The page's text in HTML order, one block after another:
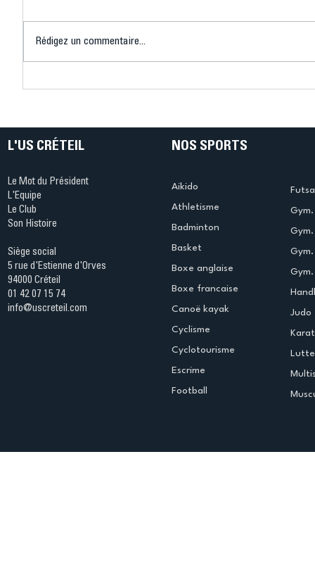
Rédigez un commentaire...
L'US CRÉTEIL
Le Mot du Président
L'Equipe
Le Club
Son Histoire
Siège social
5 rue d'Estienne d'Orves
94000 Créteil
01 42 07 15 74
info@uscreteil.com
NOS SPORTS
Aikido
Athletisme
Badminton
Basket
Boxe anglaise
Boxe francaise
Canoë kayak
Cyclisme
Cyclotourisme
Escrime
Football
Judo
Lutte